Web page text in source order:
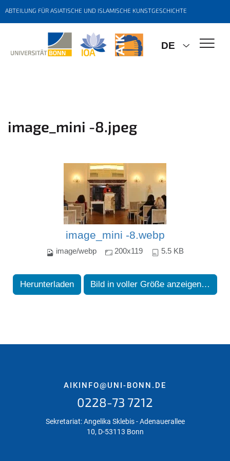
ABTEILUNG FÜR ASIATISCHE UND ISLAMISCHE KUNSTGESCHICHTE
DE
image_mini -8.jpeg
image_mini -8.webp
image/webp 200x119 5.5 KB
Herunterladen Bild in voller Größe anzeigen…
AIKINFO@UNI-BONN.DE
0228-73 7212
Sekretariat: Angelika Sklebis - Adenauerallee
10, D-53113 Bonn